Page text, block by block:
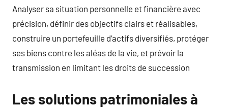
Analyser sa situation personnelle et financière avec
précision, définir des objectifs clairs et réalisables,
construire un portefeuille d’actifs diversifiés, protéger
ses biens contre les aléas de la vie, et prévoir la
transmission en limitant les droits de succession
Les solutions patrimoniales à